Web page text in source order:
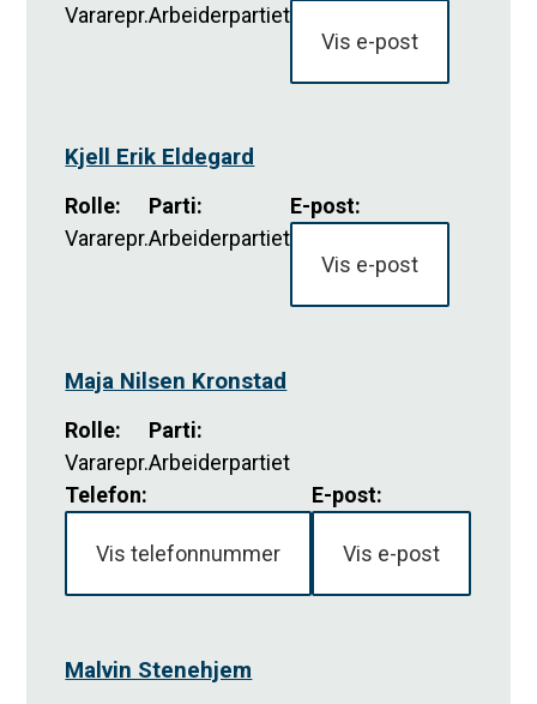
Vararepr.Arbeiderpartiet
Vis e-post
Kjell Erik Eldegard
Rolle:
Vararepr.
Parti:
Arbeiderpartiet
E-post:
Vis e-post
Maja Nilsen Kronstad
Rolle:
Vararepr.
Parti:
Arbeiderpartiet
Telefon:
Vis telefonnummer
E-post:
Vis e-post
Malvin Stenehjem